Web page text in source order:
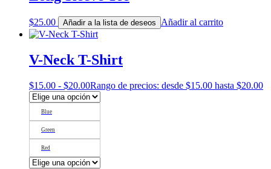
$25.00 Añadir a la lista de deseos Añadir al carrito
V-Neck T-Shirt
$15.00 - $20.00Rango de precios: desde $15.00 hasta $20.00
Blue
Green
Red